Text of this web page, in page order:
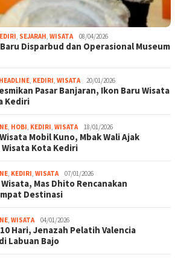
, SEJARAH, WISATA 08/04/2026
Disparbud dan Operasional Museum
HEADLINE, KEDIRI, WISATA 20/01/2026
Pasar Banjaran, Ikon Baru Wisata
Kediri
, HOBI, KEDIRI, WISATA 18/01/2026
Mobil Kuno, Mbak Wali Ajak
Kota Kediri
, KEDIRI, WISATA 07/01/2026
Mas Dhito Rencanakan
Destinasi
, WISATA 04/01/2026
Hari, Jenazah Pelatih Valencia
Labuan Bajo